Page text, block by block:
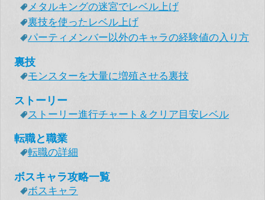
メタルキングの迷宮でレベル上げ
裏技を使ったレベル上げ
パーティメンバー以外のキャラの経験値の入り方
裏技
モンスターを大量に増殖させる裏技
ストーリー
ストーリー進行チャート＆クリア目安レベル
転職と職業
転職の詳細
ボスキャラ攻略一覧
ボスキャラ